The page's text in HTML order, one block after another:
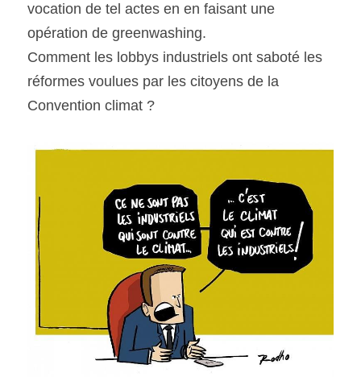
vocation de tel actes en en faisant une
opération de greenwashing.
Comment les lobbys industriels ont saboté les
réformes voulues par les citoyens de la
Convention climat ?